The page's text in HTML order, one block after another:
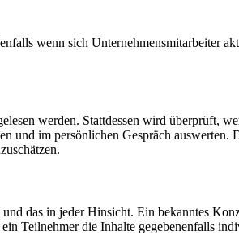
wenn sich Unternehmensmitarbeiter
werden. Stattdessen wird überprüft,
und im persönlichen Gespräch auswerten.
das in jeder Hinsicht. Ein bekanntes
Teilnehmer die Inhalte gegebenenfalls